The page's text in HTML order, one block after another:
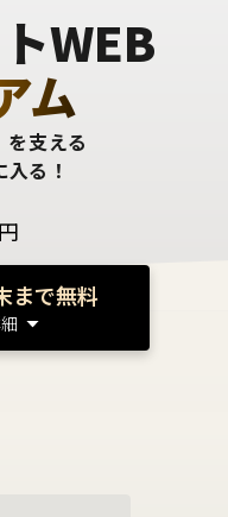
WEB
ム
を支える
る！
円
まで無料